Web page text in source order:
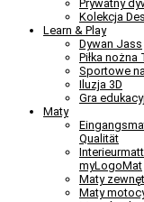
Prywatny
Kolekcja
Learn & Play
Dywan Jass
Piłka nożna
Sportowe
Iluzja 3D
Gra
Maty
Qualität
myLogoMat
Maty
Maty